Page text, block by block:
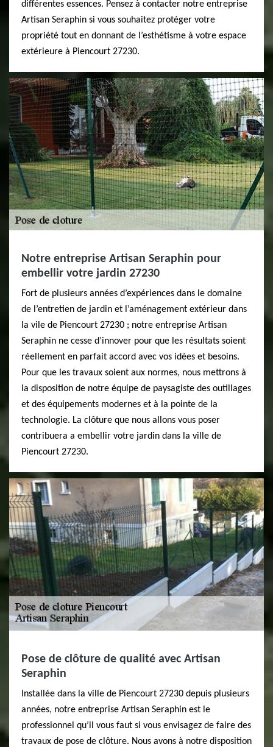
différentes essences. Pensez à contacter notre entreprise
Artisan Seraphin si vous souhaitez protéger votre
propriété tout en donnant de l’esthétisme à votre espace
extérieure à Piencourt 27230.
Notre entreprise Artisan Seraphin pour
embellir votre jardin 27230
Fort de plusieurs années d’expériences dans le domaine
de l’entretien de jardin et l’aménagement extérieur dans
la vile de Piencourt 27230 ; notre entreprise Artisan
Seraphin ne cesse d’innover pour que les résultats soient
réellement en parfait accord avec vos idées et besoins.
Pour que les travaux soient aux normes, nous mettrons à
la disposition de notre équipe de paysagiste des outillages
et des équipements modernes et à la pointe de la
technologie. La clôture que nous allons vous poser
contribuera a embellir votre jardin dans la ville de
Piencourt 27230.
Pose de clôture de qualité avec Artisan
Seraphin
Installée dans la ville de Piencourt 27230 depuis plusieurs
années, notre entreprise Artisan Seraphin est le
professionnel qu’il vous faut si vous envisagez de faire des
travaux de pose de clôture. Nous avons à notre disposition